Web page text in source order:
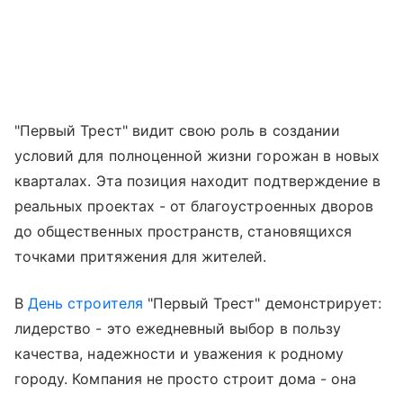
"Первый Трест" видит свою роль в создании
условий для полноценной жизни горожан в новых
кварталах. Эта позиция находит подтверждение в
реальных проектах - от благоустроенных дворов
до общественных пространств, становящихся
точками притяжения для жителей.
ВДень строителя "Первый Трест" демонстрирует:
лидерство - это ежедневный выбор в пользу
качества, надежности и уважения к родному
городу. Компания не просто строит дома - она